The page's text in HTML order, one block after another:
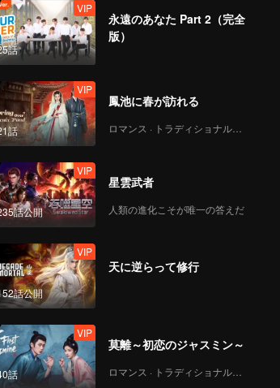
話
VIP
永遠のあなた Part 2（完全
版）
話
VIP
鳳池に春が訪れる
ロマンス · トラディショナル・コスチューム
話公開
VIP
星雲武者
人類の進化こそが唯一の答えだ
話公開
VIP
天に逆らって修行
話
VIP
莫離～初恋のジャスミン～
ロマンス · トラディショナル・コスチューム